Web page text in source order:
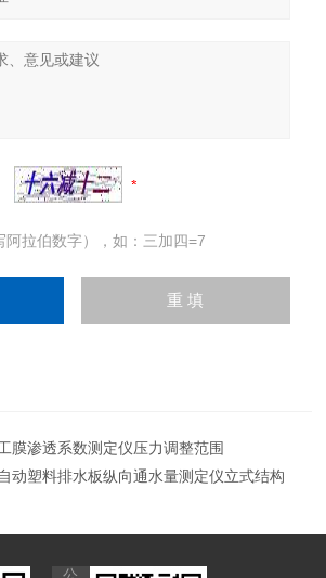
阿拉伯数字），如：三加四=7
膜渗透系数测定仪压力调整范围
动塑料排水板纵向通水量测定仪立式结构